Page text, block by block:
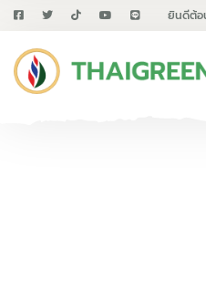
ยินดีต้อ